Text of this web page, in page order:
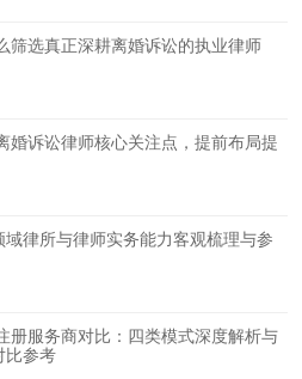
筛选真正深耕离婚诉讼的执业律师
婚诉讼律师核心关注点，提前布局提
律所与律师实务能力客观梳理与参
册服务商对比：四类模式深度解析与
比参考